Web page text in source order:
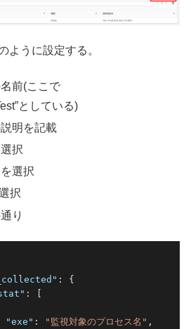
ように設定する。
前(ここで
としている)
明を記載
択
選択
択
り
: {
: [
"exe" : "監視対象のプロセス名" ,